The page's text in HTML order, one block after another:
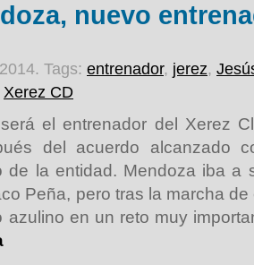
nuevo
Tags: entrenador, jerez,
Xerez CD
el entrenador del Xerez
del acuerdo alcanzado
de la entidad. Mendoza iba a
Peña, pero tras la marcha
azulino en un reto muy